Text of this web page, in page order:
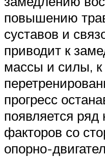
повышению
суставов и
приводит к
массы и силы, к
прогресс
появляется ряд
факторов со
опорно-